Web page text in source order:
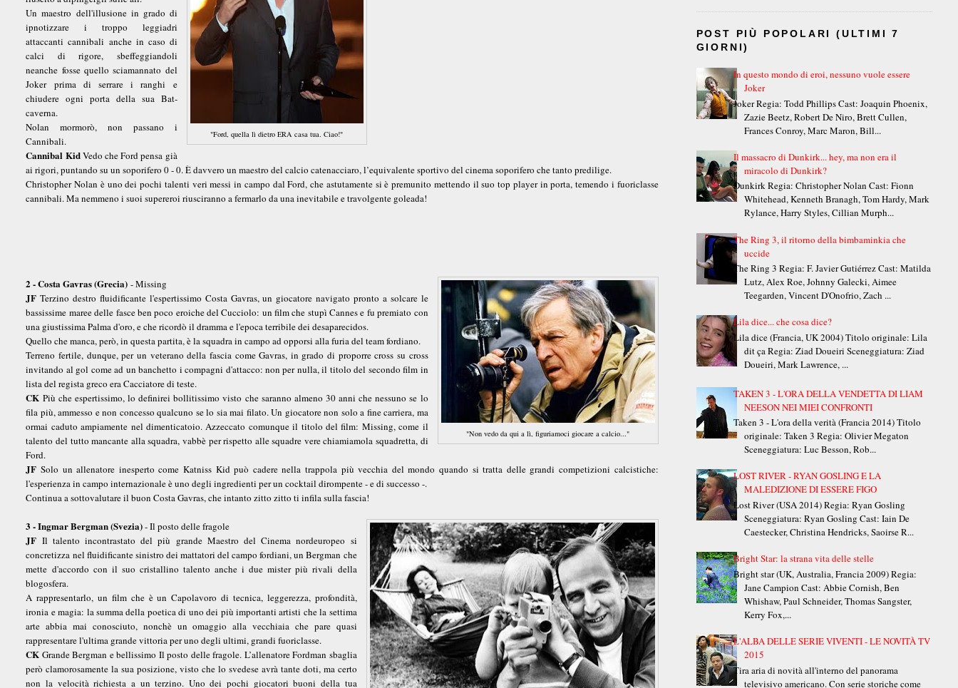
"Ford, quella lì dietro ERA casa tua. Ciao!"
Un maestro dell'illusione in grado di
ipnotizzare i troppo leggiadri
attaccanti cannibali anche in caso di
calci di rigore, sbeffeggiandoli
neanche fosse quello sciamannato del
Joker prima di serrare i ranghi e
chiudere ogni porta della sua Bat-
caverna.
Nolan mormorò, non passano i
Cannibali.
Cannibal KidVedo che Ford pensa già
ai rigori, puntando su un soporifero 0 - 0. È davvero un maestro del calcio catenacciaro, l’equivalente sportivo del cinema soporifero che tanto predilige.
Christopher Nolan è uno dei pochi talenti veri messi in campo dal Ford, che astutamente si è premunito mettendo il suo top player in porta, temendo i fuoriclasse
cannibali. Ma nemmeno i suoi supereroi riusciranno a fermarlo da una inevitabile e travolgente goleada!
"Non vedo da qui a lì, figuriamoci giocare a calcio..."
2 - Costa Gavras (Grecia) - Missing
JF Terzino destro fluidificante l'espertissimo Costa Gavras, un giocatore navigato pronto a solcare le
bassissime maree delle fasce ben poco eroiche del Cucciolo: un film che stupì Cannes e fu premiato con
una giustissima Palma d'oro, e che ricordò il dramma e l'epoca terribile dei desaparecidos.
Quello che manca, però, in questa partita, è la squadra in campo ad opporsi alla furia del team fordiano.
Terreno fertile, dunque, per un veterano della fascia come Gavras, in grado di proporre cross su cross
invitando al gol come ad un banchetto i compagni d'attacco: non per nulla, il titolo del secondo film in
lista del regista greco era Cacciatore di teste.
CK Più che espertissimo, lo definirei bollitissimo visto che saranno almeno 30 anni che nessuno se lo
fila più, ammesso e non concesso qualcuno se lo sia mai filato. Un giocatore non solo a fine carriera, ma
ormai caduto ampiamente nel dimenticatoio. Azzeccato comunque il titolo del film: Missing, come il
talento del tutto mancante alla squadra, vabbè per rispetto alle squadre vere chiamiamola squadretta, di
Ford.
JF Solo un allenatore inesperto come Katniss Kid può cadere nella trappola più vecchia del mondo quando si tratta delle grandi competizioni calcistiche:
l'esperienza in campo internazionale è uno degli ingredienti per un cocktail dirompente - e di successo -.
Continua a sottovalutare il buon Costa Gavras, che intanto zitto zitto ti infila sulla fascia!
3 - Ingmar Bergman (Svezia)- Il posto delle fragole
JF Il talento incontrastato del più grande Maestro del Cinema nordeuropeo si
concretizza nel fluidificante sinistro dei mattatori del campo fordiani, un Bergman che
mette d'accordo con il suo cristallino talento anche i due mister più rivali della
blogosfera.
A rappresentarlo, un film che è un Capolavoro di tecnica, leggerezza, profondità,
ironia e magia: la summa della poetica di uno dei più importanti artisti che la settima
arte abbia mai conosciuto, nonchè un omaggio alla vecchiaia che pare quasi
rappresentare l'ultima grande vittoria per uno degli ultimi, grandi fuoriclasse.
CK Grande Bergman e bellissimo Il posto delle fragole. L’allenatore Fordman sbaglia
però clamorosamente la sua posizione, visto che lo svedese avrà tante doti, ma certo
non la velocità richiesta a un terzino. Uno dei pochi giocatori buoni della tua
POST PIÙ POPOLARI (ULTIMI 7
GIORNI)
In questo mondo di eroi, nessuno vuole essere
Joker
Joker Regia: Todd Phillips Cast: Joaquin Phoenix,
Zazie Beetz, Robert De Niro, Brett Cullen,
Frances Conroy, Marc Maron, Bill...
Il massacro di Dunkirk... hey, ma non era il
miracolo di Dunkirk?
Dunkirk Regia: Christopher Nolan Cast: Fionn
Whitehead, Kenneth Branagh, Tom Hardy, Mark
Rylance, Harry Styles, Cillian Murph...
The Ring 3, il ritorno della bimbaminkia che
uccide
The Ring 3 Regia: F. Javier Gutiérrez Cast: Matilda
Lutz, Alex Roe, Johnny Galecki, Aimee
Teegarden, Vincent D'Onofrio, Zach ...
Lila dice... che cosa dice?
Lila dice (Francia, UK 2004) Titolo originale: Lila
dit ça Regia: Ziad Doueiri Sceneggiatura: Ziad
Doueiri, Mark Lawrence, ...
TAKEN 3 - L'ORA DELLA VENDETTA DI LIAM
NEESON NEI MIEI CONFRONTI
Taken 3 - L'ora della verità (Francia 2014) Titolo
originale: Taken 3 Regia: Olivier Megaton
Sceneggiatura: Luc Besson, Rob...
LOST RIVER - RYAN GOSLING E LA
MALEDIZIONE DI ESSERE FIGO
Lost River (USA 2014) Regia: Ryan Gosling
Sceneggiatura: Ryan Gosling Cast: Iain De
Caestecker, Christina Hendricks, Saoirse R...
Bright Star: la strana vita delle stelle
Bright star (UK, Australia, Francia 2009) Regia:
Jane Campion Cast: Abbie Cornish, Ben
Whishaw, Paul Schneider, Thomas Sangster,
Kerry Fox,...
L'ALBA DELLE SERIE VIVENTI - LE NOVITÀ TV
2015
Tira aria di novità all'interno del panorama
televisivo americano. Con serie storiche come